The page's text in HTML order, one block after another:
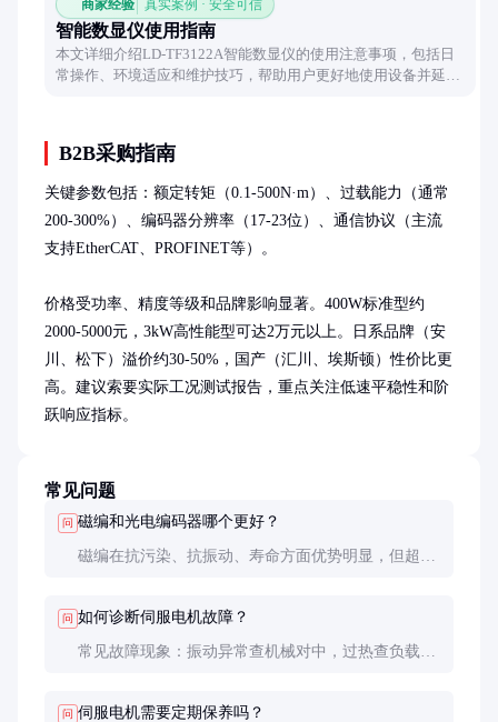
商家经验 真实案例 · 安全可信
智能数显仪使用指南
本文详细介绍LD-TF3122A智能数显仪的使用注意事项，包括日
常操作、环境适应和维护技巧，帮助用户更好地使用设备并延长
B2B采购指南
关键参数包括：额定转矩（0.1-500N·m）、过载能力（通常
200-300%）、编码器分辨率（17-23位）、通信协议（主流
支持EtherCAT、PROFINET等）。
价格受功率、精度等级和品牌影响显著。400W标准型约
2000-5000元，3kW高性能型可达2万元以上。日系品牌（安
川、松下）溢价约30-50%，国产（汇川、埃斯顿）性价比更
高。建议索要实际工况测试报告，重点关注低速平稳性和阶
跃响应指标。
常见问题
问 磁编和光电编码器哪个更好？
磁编在抗污染、抗振动、寿命方面优势明显，但超高
问 如何诊断伺服电机故障？
常见故障现象：振动异常查机械对中，过热查负载或
问 伺服电机需要定期保养吗？